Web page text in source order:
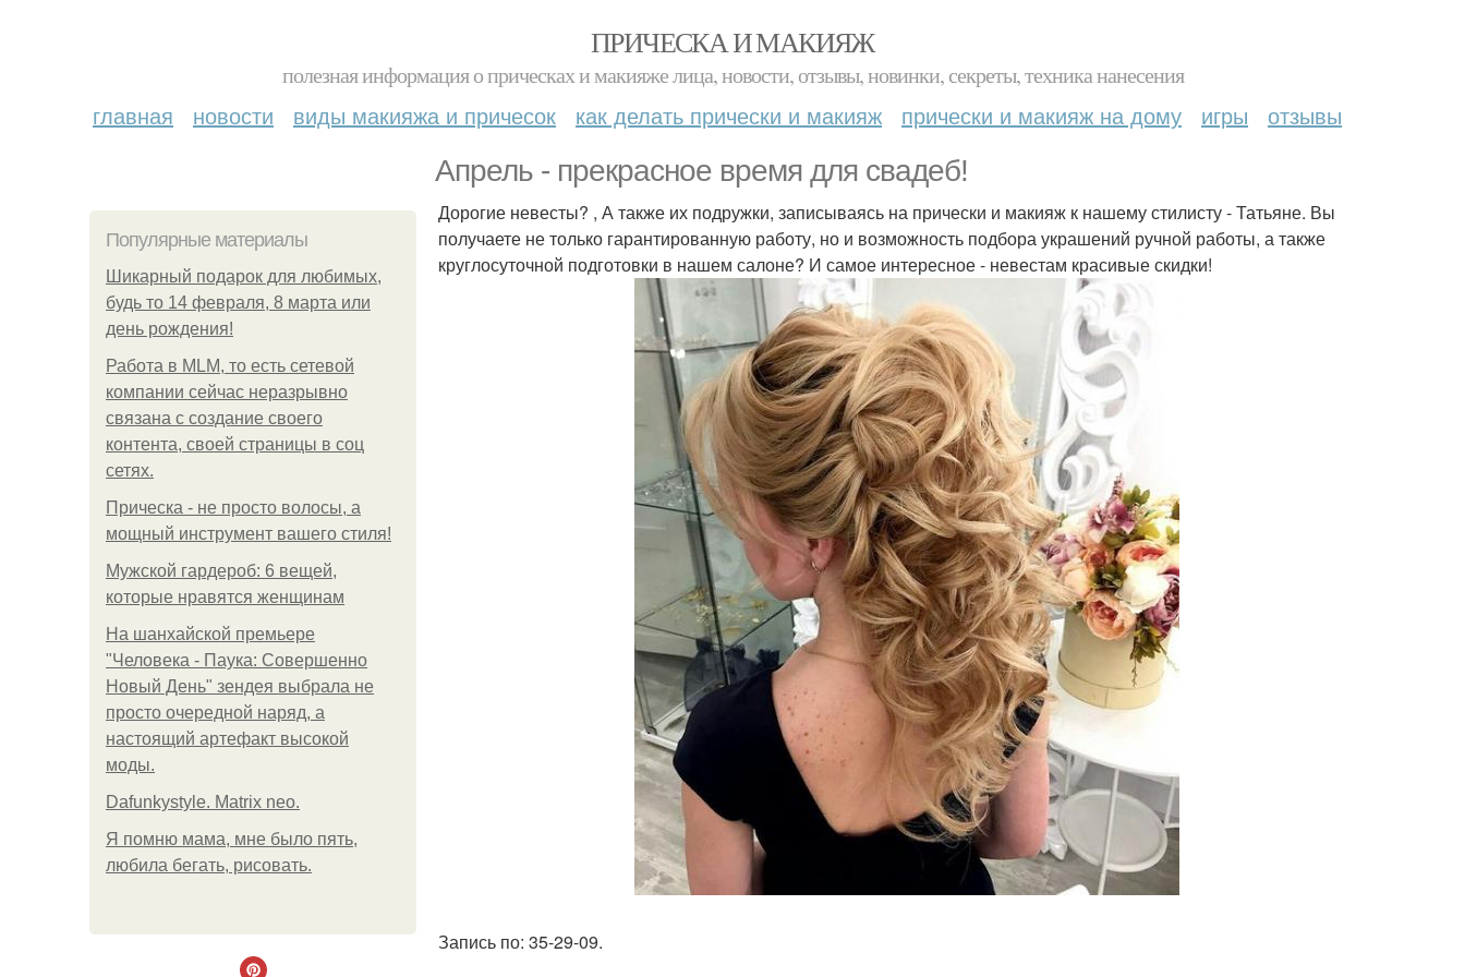
ПРИЧЕСКА И МАКИЯЖ
полезная информация о прическах и макияже лица, новости, отзывы, новинки, секреты, техника нанесения
главная новости виды макияжа и причесок как делать прически и макияж прически и макияж на дому игры отзывы
Апрель - прекрасное время для свадеб!
Популярные материалы
Шикарный подарок для любимых,
будь то 14 февраля, 8 марта или
день рождения!
Работа в MLM, то есть сетевой
компании сейчас неразрывно
связана с создание своего
контента, своей страницы в соц
сетях.
Прическа - не просто волосы, а
мощный инструмент вашего стиля!
Мужской гардероб: 6 вещей,
которые нравятся женщинам
На шанхайской премьере
"Человека - Паука: Совершенно
Новый День" зендея выбрала не
просто очередной наряд, а
настоящий артефакт высокой
моды.
Dafunkystyle. Matrix neo.
Я помню мама, мне было пять,
любила бегать, рисовать.
Дорогие невесты? , А также их подружки, записываясь на прически и макияж к нашему стилисту - Татьяне. Вы
получаете не только гарантированную работу, но и возможность подбора украшений ручной работы, а также
круглосуточной подготовки в нашем салоне? И самое интересное - невестам красивые скидки!
Запись по: 35-29-09.